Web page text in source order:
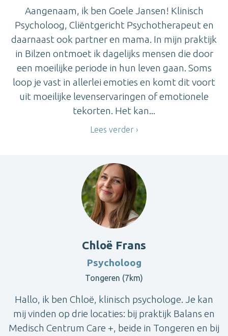
Aangenaam, ik ben Goele Jansen! Klinisch
Psycholoog, Cliëntgericht Psychotherapeut en
daarnaast ook partner en mama. In mijn praktijk
in Bilzen ontmoet ik dagelijks mensen die door
een moeilijke periode in hun leven gaan. Soms
loop je vast in allerlei emoties en komt dit voort
uit moeilijke levenservaringen of emotionele
tekorten. Het kan...
Lees verder
Chloë Frans
Psycholoog
Tongeren (7km)
Hallo, ik ben Chloë, klinisch psychologe. Je kan
mij vinden op drie locaties: bij praktijk Balans en
Medisch Centrum Care +, beide in Tongeren en bij